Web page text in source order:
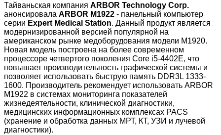
Тайваньская компания ARBOR Technology Corp.
анонсировала ARBOR M1922 - панельный компьютер
серии Expert Medical Station. Данный продукт является
модернизированной версией популярной на
американском рынке медоборудования модели M1920.
Новая модель построена на более современном
процессоре четвертого поколения Core i5-4402E, что
повышает производительность графической системы и
позволяет использовать быструю память DDR3L 1333-
1600. Производитель рекомендует использовать ARBOR
M1922 в системах мониторинга показателей
жизнедеятельности, клинической диагностики,
медицинских информационных комплексах PACS
(хранение и обработка данных МРТ, КТ, УЗИ и лучевой
диагностики).